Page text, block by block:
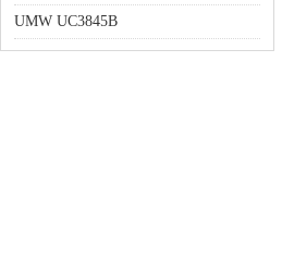
UMW UC3845B